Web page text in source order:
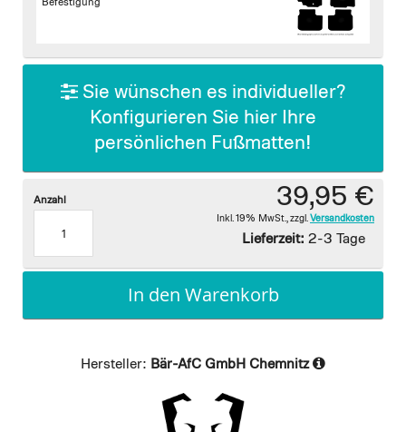
gallery
Befestigung
Sie wünschen es individueller?
Konfigurieren Sie hier Ihre
persönlichen Fußmatten!
39,95 €
Inkl. 19% MwSt. zzgl. Versandkosten
Lieferzeit: 2-3 Tage
Anzahl
In den Warenkorb
Hersteller: Bär-AfC GmbH Chemnitz